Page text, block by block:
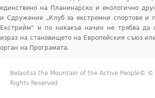
единствено на Планинарско и екологично
и Сдружение „Клуб за екстремни спортове и
Екстрийм“ и по никакъв начин не трябва да
израз на становището на Европейския съюз
орган на Програмата.
Belasitsa the Mountain of the Active People© ©
Rights Reserved